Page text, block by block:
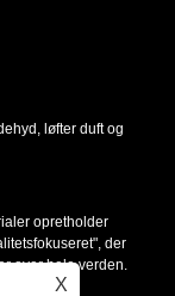
løfter duft og
opretholder
der
over hele verden.
X